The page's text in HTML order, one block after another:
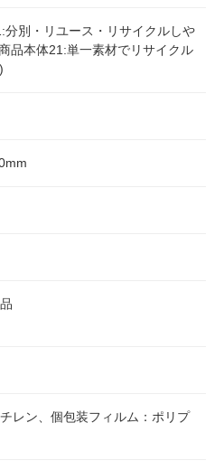
分別・リユース・リサイクルしや
品本体21:単一素材でリサイクル
レン、個包装フィルム：ポリプ